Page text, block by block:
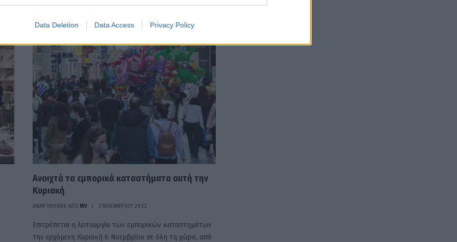
Data Deletion Data Access Privacy Policy
αποτελέσματα έρευνας που…
Ανοιχτά τα εμπορικά καταστήματα αυτή την
Κυριακή
ΑΝΑΡΤΗΘΗΚΕ ΑΠΟ MV 2 ΝΟΕΜΒΡΊΟΥ 2022
Επιτρέπεται η λειτουργία των εμπορικών καταστημάτων
την ερχόμενη Κυριακή 6 Νοεμβρίου σε όλη τη χώρα, από